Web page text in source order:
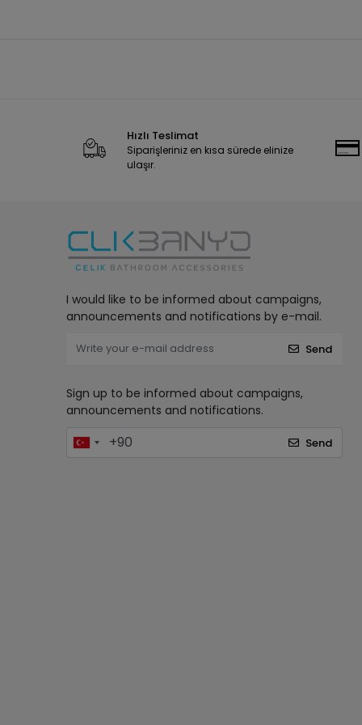
Hızlı Teslimat
Siparişleriniz en kısa sürede elinize
ulaşır.
I would like to be informed about campaigns,
announcements and notifications by e-mail.
Send
Sign up to be informed about campaigns,
announcements and notifications.
Send